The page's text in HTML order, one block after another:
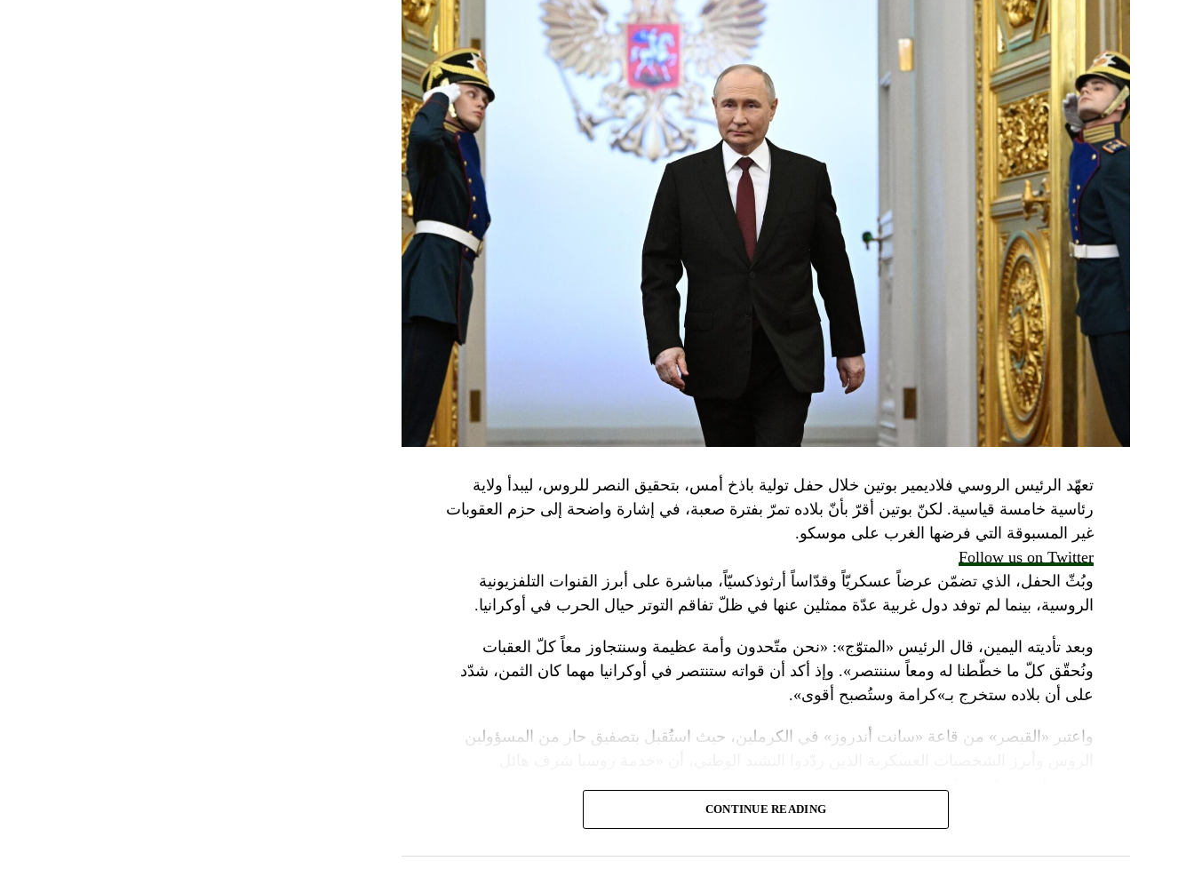
تعهّد الرئيس الروسي فلاديمير بوتين خلال حفل تولية باذخ أمس، بتحقيق النصر للروس، ليبدأ ولاية
رئاسية خامسة قياسية. لكنّ بوتين أقرّ بأنّ بلاده تمرّ بفترة صعبة، في إشارة واضحة إلى حزم العقوبات
غير المسبوقة التي فرضها الغرب على موسكو.
Follow us on Twitter
وبُثّ الحفل، الذي تضمّن عرضاً عسكريّاً وقدّاساً أرثوذكسيّاً، مباشرة على أبرز القنوات التلفزيونية
الروسية، بينما لم توفد دول غربية عدّة ممثلين عنها في ظلّ تفاقم التوتر حيال الحرب في أوكرانيا.
وبعد تأديته اليمين، قال الرئيس «المتوّج»: «نحن متّحدون وأمة عظيمة وسنتجاوز معاً كلّ العقبات
ونُحقّق كلّ ما خطّطنا له ومعاً سننتصر». وإذ أكد أن قواته ستنتصر في أوكرانيا مهما كان الثمن، شدّد
على أن بلاده ستخرج بـ»كرامة وستُصبح أقوى».
واعتبر «القيصر» من قاعة «سانت أندروز» في الكرملين، حيث استُقبل بتصفيق حار من المسؤولين
وبعدما وقف بمفرده تحت المطر بينما شاهد عرضاً عسكريّاً، باركه رئيس الكنيسة الأرثوذكسية الروسية
CONTINUE READING